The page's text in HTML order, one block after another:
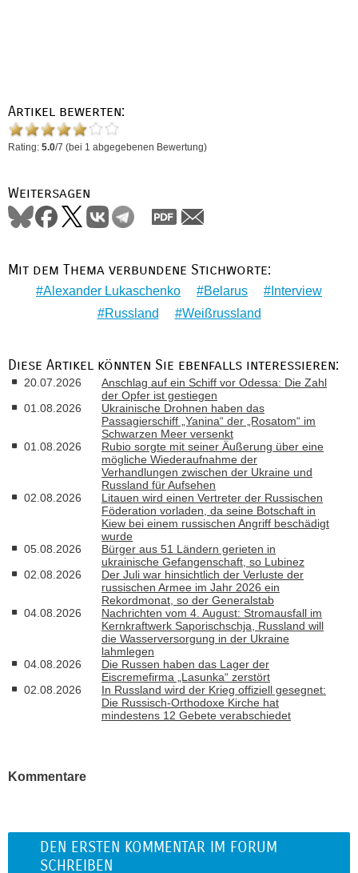
Artikel bewerten:
Rating: 5.0/7 (bei 1 abgegebenen Bewertung)
Weitersagen
Mit dem Thema verbundene Stichworte:
Alexander Lukaschenko Belarus
Interview
Russland
Weißrussland
Diese Artikel könnten Sie ebenfalls interessieren:
20.07.2026
Anschlag auf ein Schiff vor Odessa: Die Zahl
der Opfer ist gestiegen
01.08.2026
Ukrainische Drohnen haben das
Passagierschiff „Yanina“ der „Rosatom“ im
Schwarzen Meer versenkt
01.08.2026
Rubio sorgte mit seiner Äußerung über eine
mögliche Wiederaufnahme der
Verhandlungen zwischen der Ukraine und
Russland für Aufsehen
02.08.2026
Litauen wird einen Vertreter der Russischen
Föderation vorladen, da seine Botschaft in
Kiew bei einem russischen Angriff beschädigt
wurde
05.08.2026
Bürger aus 51 Ländern gerieten in
ukrainische Gefangenschaft, so Lubinez
02.08.2026
Der Juli war hinsichtlich der Verluste der
russischen Armee im Jahr 2026 ein
Rekordmonat, so der Generalstab
04.08.2026
Nachrichten vom 4. August: Stromausfall im
Kernkraftwerk Saporischschja, Russland will
die Wasserversorgung in der Ukraine
lahmlegen
04.08.2026
Die Russen haben das Lager der
Eiscremefirma „Lasunka“ zerstört
02.08.2026
In Russland wird der Krieg offiziell gesegnet:
Die Russisch-Orthodoxe Kirche hat
mindestens 12 Gebete verabschiedet
Kommentare
DEN ERSTEN KOMMENTAR IM FORUM
SCHREIBEN